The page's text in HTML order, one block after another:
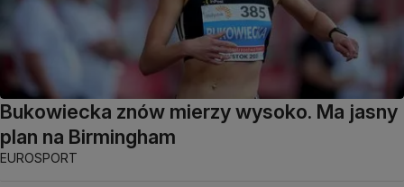
Bukowiecka znów mierzy wysoko. Ma jasny
plan na Birmingham
EUROSPORT